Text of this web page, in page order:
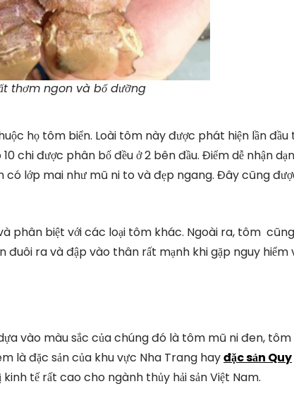
thơm ngon và bổ dưỡng
họ tôm biển. Loài tôm này được phát hiện lần đầu
chi được phân bố đều ở 2 bên đầu. Điểm dễ nhận
lớp mai như mũ ni to và đẹp ngang. Đây cũng
phân biệt với các loại tôm khác. Ngoài ra, tôm cũng
đuôi ra và đập vào thân rất mạnh khi gặp nguy hiểm
vào màu sắc của chúng đó là tôm mũ ni đen,
là đặc sản của khu vực Nha Trang hayđặc sản Quy
tế rất cao cho ngành thủy hải sản Việt Nam.